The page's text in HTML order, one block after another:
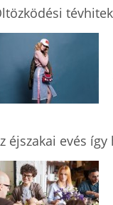
éjszakai evés